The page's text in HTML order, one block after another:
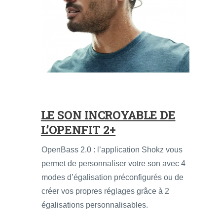
LE SON INCROYABLE DE
L’OPENFIT 2+
OpenBass 2.0 : l’application Shokz vous
permet de personnaliser votre son avec 4
modes d’égalisation préconfigurés ou de
créer vos propres réglages grâce à 2
égalisations personnalisables.